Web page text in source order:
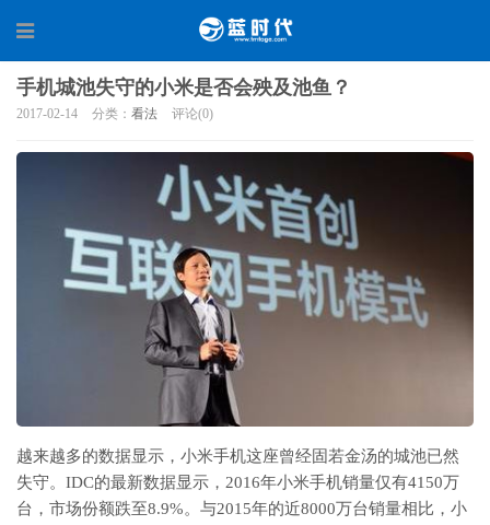
手机城池失守的小米是否会殃及池鱼？
2017-02-14 分类： 看法 评论(0)
越来越多的数据显示，小米手机这座曾经固若金汤的城池已然
失守。IDC的最新数据显示，2016年小米手机销量仅有4150万
台，市场份额跌至8.9%。与2015年的近8000万台销量相比，小